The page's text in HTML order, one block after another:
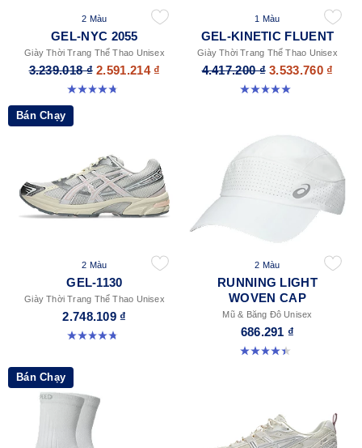
2 Màu
GEL-NYC 2055
Giày Thời Trang Thể Thao Unisex
3.239.018 ₫ 2.591.214 ₫
4.7 trong số 5 sao. 178 đánh giá
1 Màu
GEL-KINETIC FLUENT
Giày Thời Trang Thể Thao Unisex
4.417.200 ₫ 3.533.760 ₫
5.0 trong số 5 sao. 4 đánh giá
Bán Chạy
2 Màu
GEL-1130
Giày Thời Trang Thể Thao Unisex
2.748.109 ₫
4.8 trong số 5 sao. 52 đánh giá
2 Màu
RUNNING LIGHT
WOVEN CAP
Mũ & Băng Đô Unisex
686.291 ₫
4.4 trong số 5 sao. 29 đánh giá
Bán Chạy